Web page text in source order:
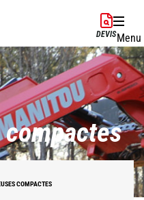
DEVISMenu
COMPACTES